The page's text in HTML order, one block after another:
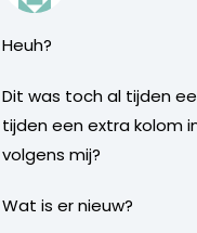
Heuh?
Dit was toch al tijden
tijden een extra kolom
volgens mij?
Wat is er nieuw?